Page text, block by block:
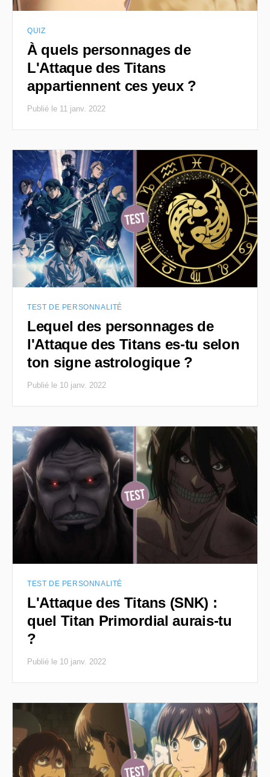
QUIZ
À quels personnages de
L'Attaque des Titans
appartiennent ces yeux ?
Publié le 11 janv. 2022
TEST DE PERSONNALITÉ
Lequel des personnages de
l'Attaque des Titans es-tu selon
ton signe astrologique ?
Publié le 10 janv. 2022
TEST DE PERSONNALITÉ
L'Attaque des Titans (SNK) :
quel Titan Primordial aurais-tu
?
Publié le 10 janv. 2022